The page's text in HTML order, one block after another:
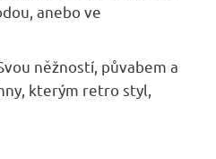
anebo ve
něžností, půvabem a
kterým retro styl,